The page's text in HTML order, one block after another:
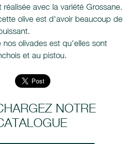
réalisée avec la variété Grossane.
olive est d'avoir beaucoup de
nos olivades est qu'elles sont
et au pistou.
NOTRE